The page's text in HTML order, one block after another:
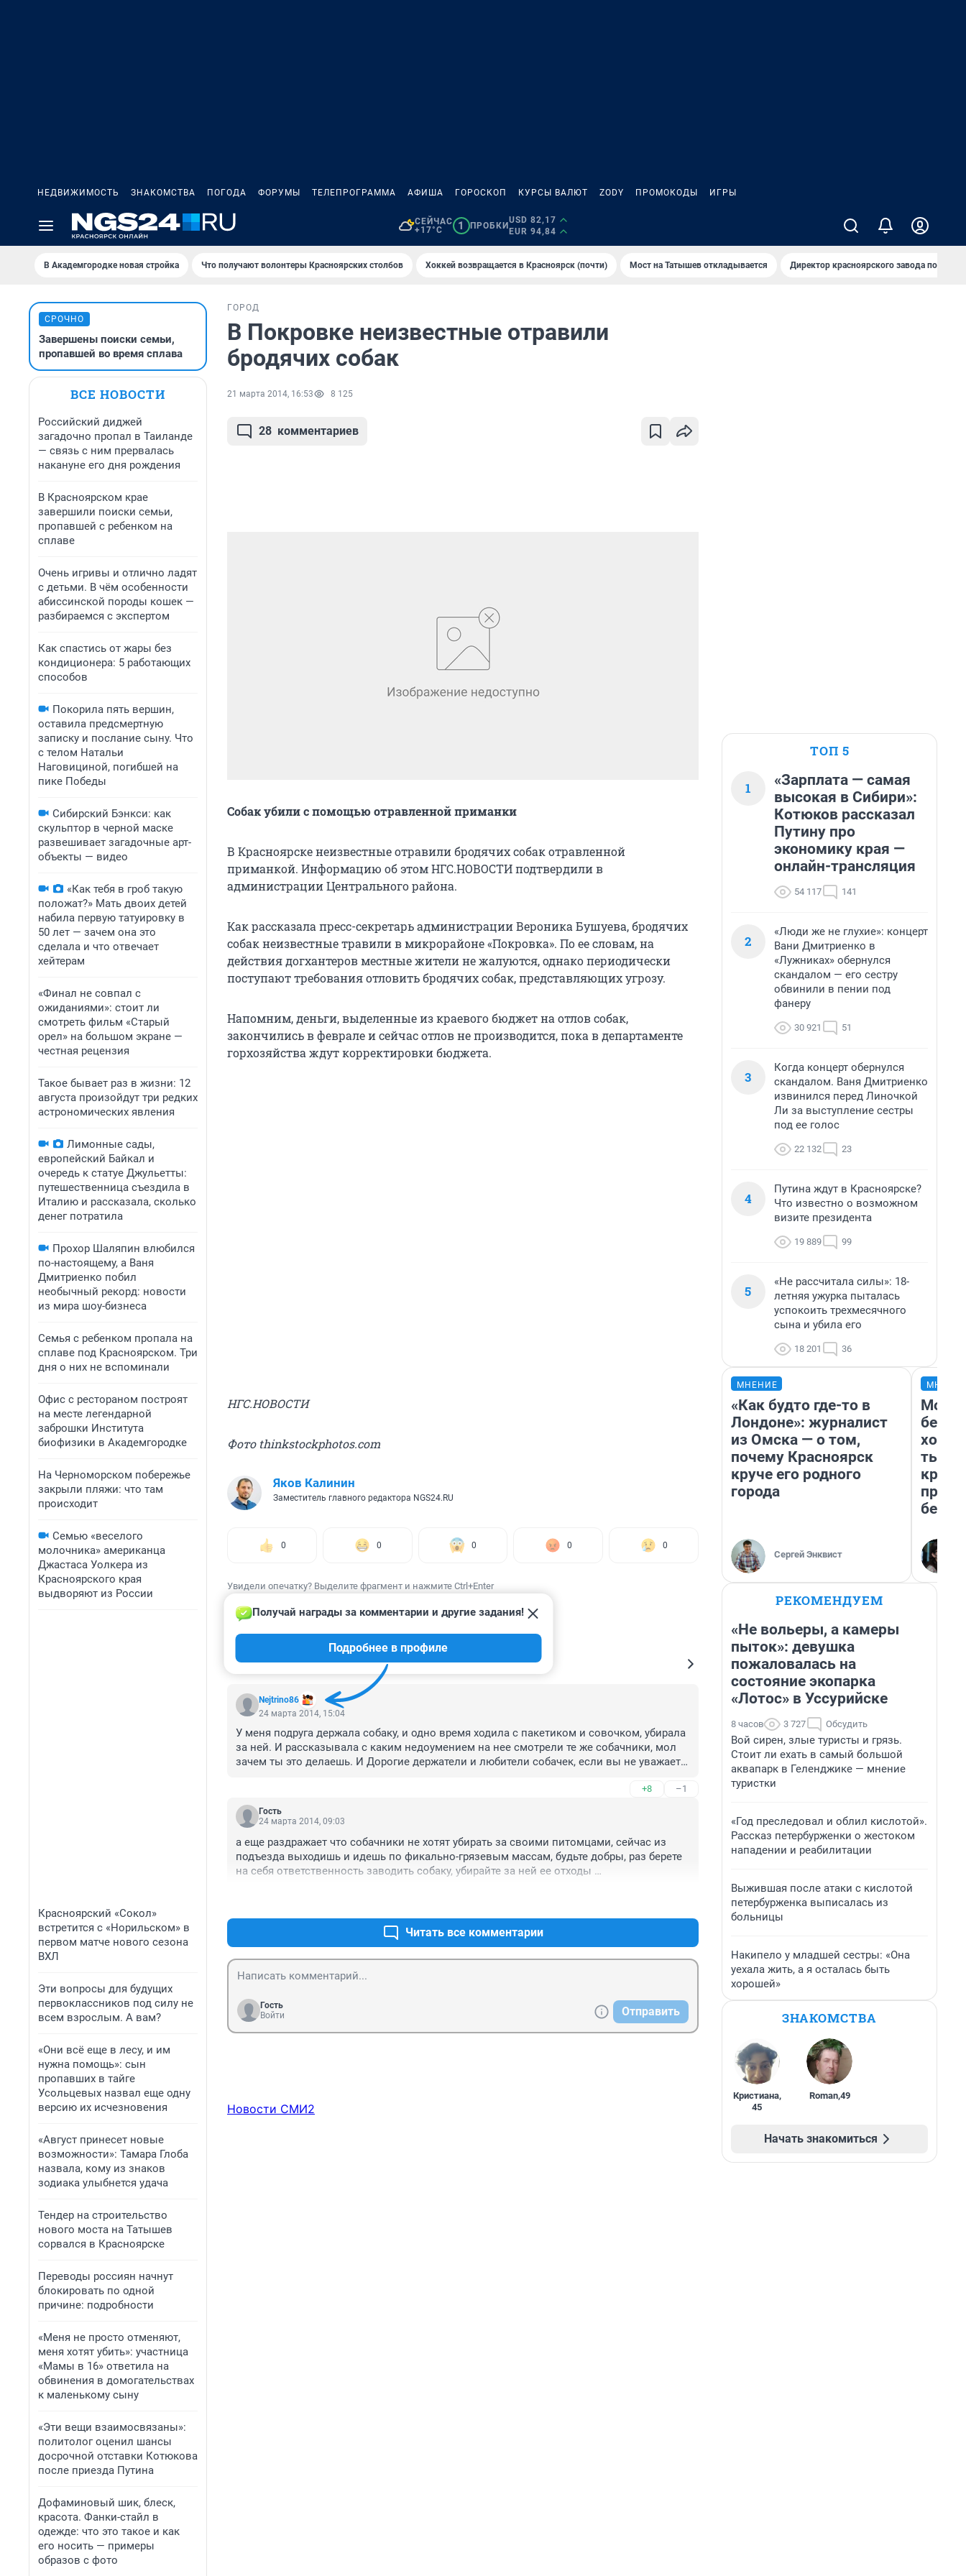
НЕДВИЖИМОСТЬ ЗНАКОМСТВА ПОГОДА ФОРУМЫ ТЕЛЕПРОГРАММА АФИША ГОРОСКОП КУРСЫ ВАЛЮТ ZODY ПРОМОКОДЫ ИГРЫ
СЕЙЧАС
+17°C
1 ПРОБКИ
USD 82,17
EUR 94,84
В Академгородке новая стройка Что получают волонтеры Красноярских столбов Хоккей возвращается в Красноярск (почти) Мост на Татышев откладывается Директор красноярского завода под
СРОЧНО
Завершены поиски семьи,
пропавшей во время сплава
ВСЕ НОВОСТИ
Российский диджей
загадочно пропал в Таиланде
— связь с ним прервалась
накануне его дня рождения
В Красноярском крае
завершили поиски семьи,
пропавшей с ребенком на
сплаве
Очень игривы и отлично ладят
с детьми. В чём особенности
абиссинской породы кошек —
разбираемся с экспертом
Как спастись от жары без
кондиционера: 5 работающих
способов
Покорила пять вершин,
оставила предсмертную
записку и послание сыну. Что
с телом Натальи
Наговициной, погибшей на
пике Победы
Сибирский Бэнкси: как
скульптор в черной маске
развешивает загадочные арт-
объекты — видео
«Как тебя в гроб такую
положат?» Мать двоих детей
набила первую татуировку в
50 лет — зачем она это
сделала и что отвечает
хейтерам
«Финал не совпал с
ожиданиями»: стоит ли
смотреть фильм «Старый
орел» на большом экране —
честная рецензия
Такое бывает раз в жизни: 12
августа произойдут три редких
астрономических явления
Лимонные сады,
европейский Байкал и
очередь к статуе Джульетты:
путешественница съездила в
Италию и рассказала, сколько
денег потратила
Прохор Шаляпин влюбился
по-настоящему, а Ваня
Дмитриенко побил
необычный рекорд: новости
из мира шоу-бизнеса
Семья с ребенком пропала на
сплаве под Красноярском. Три
дня о них не вспоминали
Офис с рестораном построят
на месте легендарной
заброшки Института
биофизики в Академгородке
На Черноморском побережье
закрыли пляжи: что там
происходит
Семью «веселого
молочника» американца
Джастаса Уолкера из
Красноярского края
выдворяют из России
Красноярский «Сокол»
встретится с «Норильском» в
первом матче нового сезона
ВХЛ
Эти вопросы для будущих
первоклассников под силу не
всем взрослым. А вам?
«Они всё еще в лесу, и им
нужна помощь»: сын
пропавших в тайге
Усольцевых назвал еще одну
версию их исчезновения
«Август принесет новые
возможности»: Тамара Глоба
назвала, кому из знаков
зодиака улыбнется удача
Тендер на строительство
нового моста на Татышев
сорвался в Красноярске
Переводы россиян начнут
блокировать по одной
причине: подробности
«Меня не просто отменяют,
меня хотят убить»: участница
«Мамы в 16» ответила на
обвинения в домогательствах
к маленькому сыну
«Эти вещи взаимосвязаны»:
политолог оценил шансы
досрочной отставки Котюкова
после приезда Путина
Дофаминовый шик, блеск,
красота. Фанки-стайл в
одежде: что это такое и как
его носить — примеры
образов с фото
ГОРОД
В Покровке неизвестные отравили
бродячих собак
21 марта 2014, 16:53 8 125
28 комментариев
Собак убили с помощью отравленной приманки
В Красноярске неизвестные отравили бродячих собак отравленной
приманкой. Информацию об этом НГС.НОВОСТИ подтвердили в
администрации Центрального района.
Как рассказала пресс-секретарь администрации Вероника Бушуева, бродячих
собак неизвестные травили в микрорайоне «Покровка». По ее словам, на
действия догхантеров местные жители не жалуются, однако периодически
поступают требования отловить бродячих собак, представляющих угрозу.
Напомним, деньги, выделенные из краевого бюджет на отлов собак,
закончились в феврале и сейчас отлов не производится, пока в департаменте
горхозяйства ждут корректировки бюджета.
НГС.НОВОСТИ
Фото thinkstockphotos.com
Яков Калинин
Заместитель главного редактора NGS24.RU
0 0 0 0 0
Увидели опечатку? Выделите фрагмент и нажмите Ctrl+Enter
КОММЕНТАРИИ 28
Nejtrino86
Получай награды за комментарии и другие задания!
Подробнее в профиле
24 марта 2014, 15:04
У меня подруга держала собаку, и одно время ходила с пакетиком и совочком, убирала
за ней. И рассказывала с каким недоумением на нее смотрели те же собачники, мол
зачем ты это делаешь. И Дорогие держатели и любители собачек, если вы не уважаете
лежать на этой земле и украшать ее, то что вы хотите от других людей? какого вы
просите уважения и солидарности? Начните с элементарного, начните с себя и со
своей собаки.
+8 –1
Гость
24 марта 2014, 09:03
а еще раздражает что собачники не хотят убирать за своими питомцами, сейчас из
подъезда выходишь и идешь по фикально-грязевым массам, будьте добры, раз берете
на себя ответственность заводить собаку, убирайте за ней ее отходы
Читать все комментарии
Гость
Войти
Отправить
Новости СМИ2
ТОП 5
1
«Зарплата — самая
высокая в Сибири»:
Котюков рассказал
Путину про
экономику края —
онлайн-трансляция
54 117 141
2
«Люди же не глухие»: концерт
Вани Дмитриенко в
«Лужниках» обернулся
скандалом — его сестру
обвинили в пении под
фанеру
30 921 51
3
Когда концерт обернулся
скандалом. Ваня Дмитриенко
извинился перед Линочкой
Ли за выступление сестры
под ее голос
22 132 23
4
Путина ждут в Красноярске?
Что известно о возможном
визите президента
19 889 99
5
«Не рассчитала силы»: 18-
летняя ужурка пыталась
успокоить трехмесячного
сына и убила его
18 201 36
МНЕНИЕ
«Как будто где-то в
Лондоне»: журналист
из Омска — о том,
почему Красноярск
круче его родного
города
Сергей Энквист
Мой
РЕКОМЕНДУЕМ
«Не вольеры, а камеры
пыток»: девушка
пожаловалась на
состояние экопарка
«Лотос» в Уссурийске
8 часов 3 727 Обсудить
Вой сирен, злые туристы и грязь.
Стоит ли ехать в самый большой
аквапарк в Геленджике — мнение
туристки
«Год преследовал и облил кислотой».
Рассказ петербурженки о жестоком
нападении и реабилитации
Выжившая после атаки с кислотой
петербурженка выписалась из
больницы
Накипело у младшей сестры: «Она
уехала жить, а я осталась быть
хорошей»
ЗНАКОМСТВА
Кристиана,
45
Roman,49
Начать знакомиться